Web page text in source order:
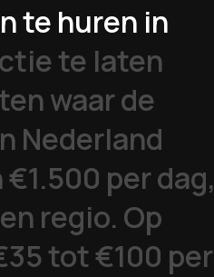
te huren in
te laten
waar de
Nederland
per dag,
regio. Op
tot €100 per